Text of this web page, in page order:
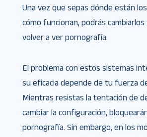
Una vez que sepas dónde están
cómo funcionan, podrás
volver a ver pornografía.
El problema con estos sistemas
su eficacia depende de tu fuerza
Mientras resistas la tentación de
cambiar la configuración,
pornografía. Sin embargo, en los